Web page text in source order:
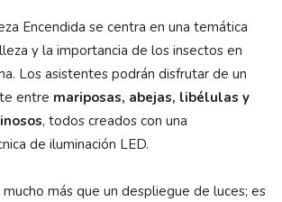
Encendida se centra en una temática
y la importancia de los insectos en
Los asistentes podrán disfrutar de un
entre mariposas, abejas, libélulas y
, todos creados con una
de iluminación LED.
más que un despliegue de luces; es